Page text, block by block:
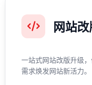
网站
一站式网站改版升级
需求焕发网站新活力。